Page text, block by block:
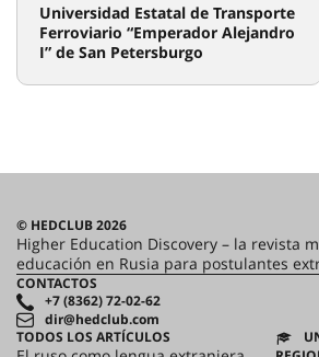
Universidad Estatal de Transporte
Ferroviario “Emperador Alejandro
I” de San Petersburgo
© HEDCLUB 2026
Higher Education Discovery – la revista
educación en Rusia para postulantes
CONTACTOS
+7 (8362) 72-02-62
dir@hedclub.com
TODOS LOS ARTÍCULOS